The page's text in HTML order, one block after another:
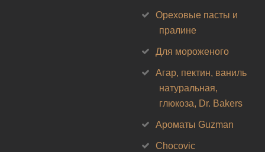
Ореховые пасты и
пралине
Для мороженого
Агар, пектин, ваниль
натуральная,
глюкоза, Dr. Bakers
Ароматы Guzman
Chocovic